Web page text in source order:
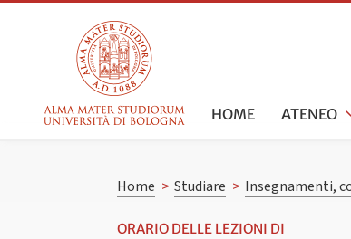
HOME ATENEO
Home > Studiare > Insegnamenti,
ORARIO DELLE LEZIONI DI